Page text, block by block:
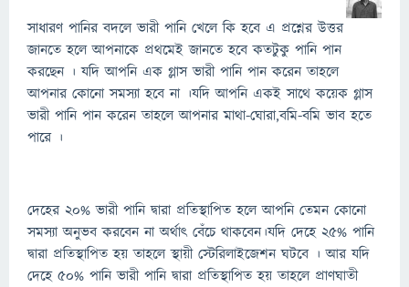
সাধারণ পানির বদলে ভারী পানি খেলে কি হবে এ প্রশ্নের উত্তর
জানতে হলে আপনাকে প্রথমেই জানতে হবে কতটুকু পানি পান
করছেন । যদি আপনি এক গ্লাস ভারী পানি পান করেন তাহলে
আপনার কোনো সমস্যা হবে না ।যদি আপনি একই সাথে কয়েক গ্লাস
ভারী পানি পান করেন তাহলে আপনার মাথা-ঘোরা,বমি-বমি ভাব হতে
পারে ।
দেহের ২০% ভারী পানি দ্বারা প্রতিস্থাপিত হলে আপনি তেমন কোনো
সমস্যা অনুভব করবেন না অর্থাৎ বেঁচে থাকবেন।যদি দেহে ২৫% পানি
দ্বারা প্রতিস্থাপিত হয় তাহলে স্থায়ী স্টেরিলাইজেশন ঘটবে । আর যদি
দেহে ৫০% পানি ভারী পানি দ্বারা প্রতিস্থাপিত হয় তাহলে প্রাণঘাতী